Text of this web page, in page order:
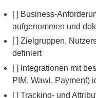
[ ] Business-
aufgenommen und
[ ] Zielgruppen,
definiert
[ ] Integrationen mit
PIM, Wawi, Payment)
[ ] Tracking- und